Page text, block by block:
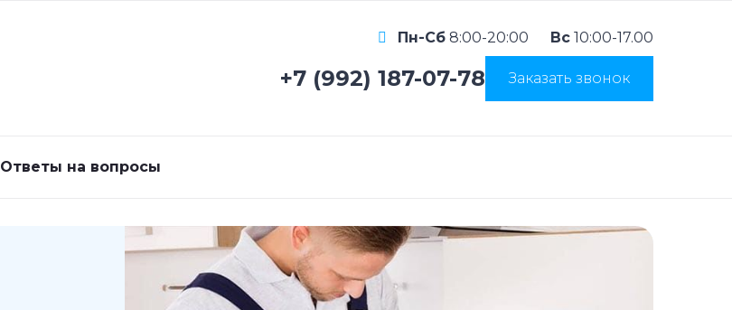
Пн-Сб 8:00-20:00 Вс 10:00-17.00
+7 (992) 187-07-78 Заказать звонок
Ответы на вопросы